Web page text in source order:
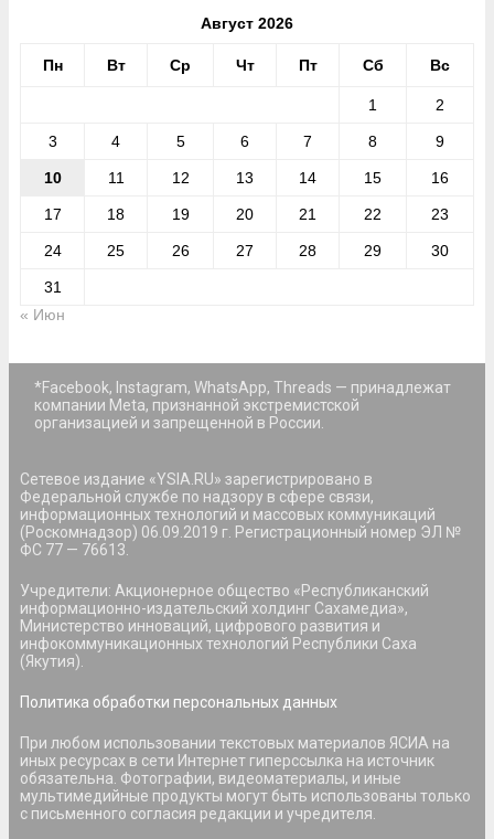
Август 2026
Пн Вт Ср Чт Пт Сб Вс
1 2
3 4 5 6 7 8 9
10 11 12 13 14 15 16
17 18 19 20 21 22 23
24 25 26 27 28 29 30
31
« Июн
*Facebook, Instagram, WhatsApp, Threads — принадлежат
компании Meta, признанной экстремистской
организацией и запрещенной в России.
Сетевое издание «YSIA.RU» зарегистрировано в
Федеральной службе по надзору в сфере связи,
информационных технологий и массовых коммуникаций
(Роскомнадзор) 06.09.2019 г. Регистрационный номер ЭЛ №
ФС 77 — 76613.
Учредители: Акционерное общество «Республиканский
информационно-издательский холдинг Сахамедиа»,
Министерство инноваций, цифрового развития и
инфокоммуникационных технологий Республики Саха
(Якутия).
Политика обработки персональных данных
При любом использовании текстовых материалов ЯСИА на
иных ресурсах в сети Интернет гиперссылка на источник
обязательна. Фотографии, видеоматериалы, и иные
мультимедийные продукты могут быть использованы только
с письменного согласия редакции и учредителя.